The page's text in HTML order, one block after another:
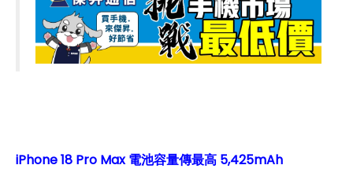
iPhone 18 Pro Max 電池容量傳最高 5,425mAh